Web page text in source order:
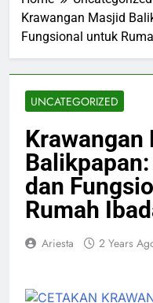
Krawangan Masjid
Fungsional untuk
UNCATEGORIZED
Krawangan
dan
Rumah
Ariesta 2 Years